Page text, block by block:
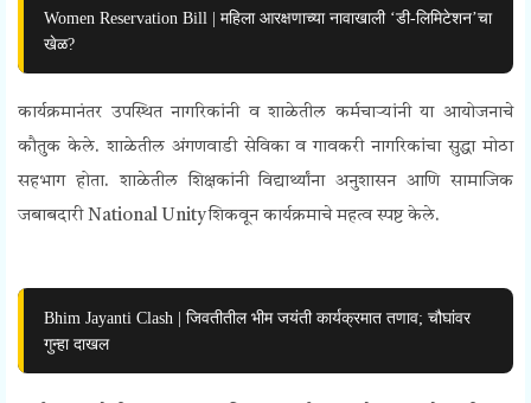
Women Reservation Bill | महिला आरक्षणाच्या नावाखाली ‘डी-लिमिटेशन’चा
खेळ?
कार्यक्रमानंतर उपस्थित नागरिकांनी व शाळेतील कर्मचाऱ्यांनी या आयोजनाचे
कौतुक केले. शाळेतील अंगणवाडी सेविका व गावकरी नागरिकांचा सुद्धा मोठा
सहभाग होता. शाळेतील शिक्षकांनी विद्यार्थ्यांना अनुशासन आणि सामाजिक
जबाबदारी National Unityशिकवून कार्यक्रमाचे महत्व स्पष्ट केले.
Bhim Jayanti Clash | जिवतीतील भीम जयंती कार्यक्रमात तणाव; चौघांवर
गुन्हा दाखल